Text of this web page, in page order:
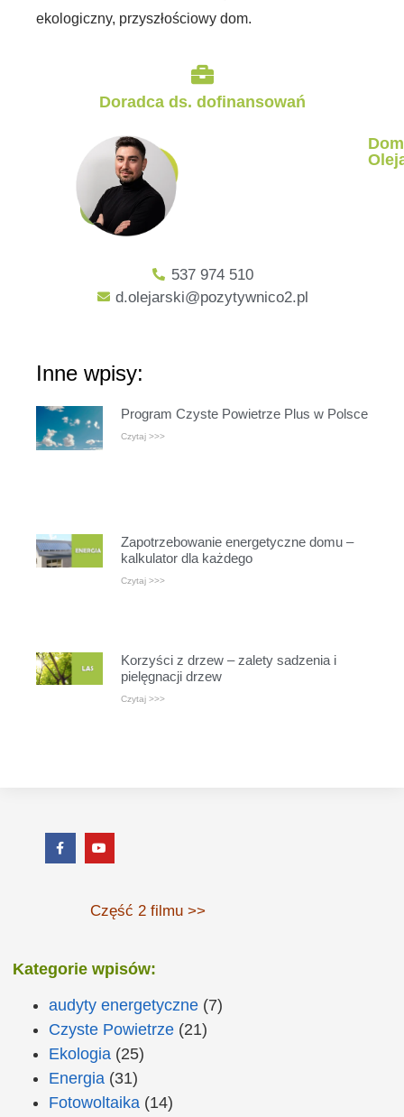
ekologiczny, przyszłościowy dom.
Doradca ds. dofinansowań
537 974 510
d.olejarski@pozytywnico2.pl
Inne wpisy:
Program Czyste Powietrze Plus w Polsce
Czytaj >>>
Zapotrzebowanie energetyczne domu –
kalkulator dla każdego
Czytaj >>>
Korzyści z drzew – zalety sadzenia i
pielęgnacji drzew
Czytaj >>>
Część 2 filmu >>
Kategorie wpisów:
audyty energetyczne (7)
Czyste Powietrze (21)
Ekologia (25)
Energia (31)
Fotowoltaika (14)